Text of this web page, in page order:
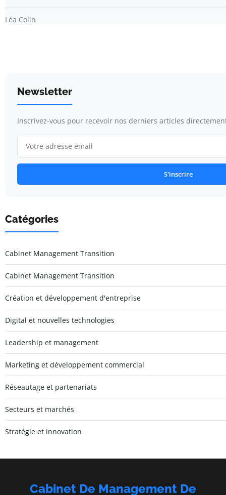
Léa Colin
Newsletter
Inscrivez-vous pour recevoir nos derniers articles
S'inscrire
Catégories
Cabinet Management Transition
Cabinet Management Transition
Création et développement d'entreprise
Digital et nouvelles technologies
Leadership et management
Marketing et développement commercial
Réseautage et partenariats
Secteurs et marchés
Stratégie et innovation
Cabinet De Management De